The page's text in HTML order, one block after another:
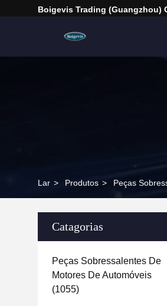
Boigevis Trading (guangzhou)
Lar > Produtos > Peças
Catagorias
Peças Sobressalentes De
Motores De Automóveis
(1055)